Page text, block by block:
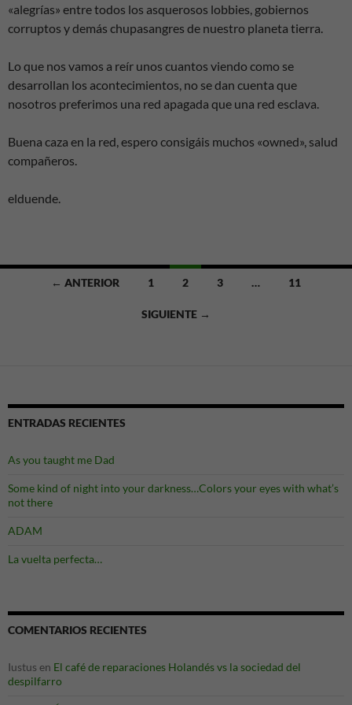
«alegrías» entre todos los asquerosos lobbies, gobiernos
corruptos y demás chupasangres de nuestro planeta tierra.
Lo que nos vamos a reír unos cuantos viendo como se
desarrollan los acontecimientos, no se dan cuenta que
nosotros preferimos una red apagada que una red esclava.
Buena caza en la red, espero consigáis muchos «owned», salud
compañeros.
elduende.
← ANTERIOR 1 2 3 … 11
SIGUIENTE →
ENTRADAS RECIENTES
As you taught me Dad
Some kind of night into your darkness…Colors your eyes with what’s
not there
ADAM
La vuelta perfecta…
COMENTARIOS RECIENTES
Iustus en El café de reparaciones Holandés vs la sociedad del
despilfarro